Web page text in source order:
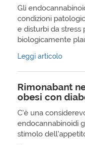
Gli
condizioni
e disturbi da stress
biologicamente
Leggi articolo
Rimonabant
obesi con
C’è una
endocannabinoidi
stimolo